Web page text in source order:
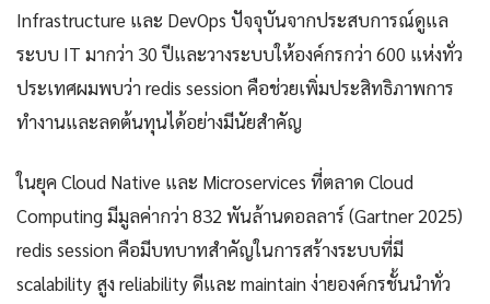
Infrastructure และ DevOps ปัจจุบันจากประสบการณ์ดูแล
ระบบ IT มากว่า 30 ปีและวางระบบให้องค์กรกว่า 600 แห่งทั่ว
ประเทศผมพบว่า redis session คือช่วยเพิ่มประสิทธิภาพการ
ทำงานและลดต้นทุนได้อย่างมีนัยสำคัญ
ในยุค Cloud Native และ Microservices ที่ตลาด Cloud
Computing มีมูลค่ากว่า 832 พันล้านดอลลาร์ (Gartner 2025)
redis session คือมีบทบาทสำคัญในการสร้างระบบที่มี
scalability สูง reliability ดีและ maintain ง่ายองค์กรชั้นนำทั่ว